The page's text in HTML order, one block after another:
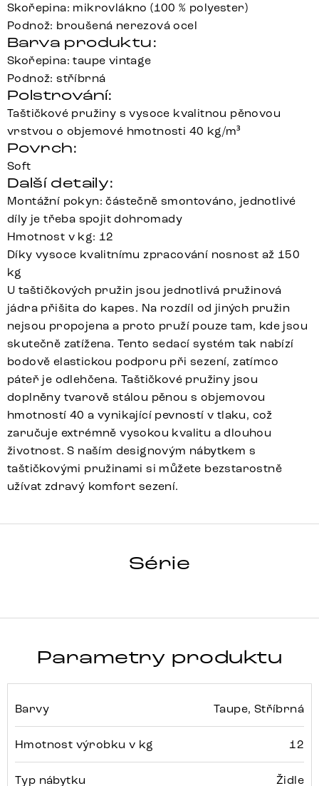
Skořepina: mikrovlákno (100 % polyester)
Podnož: broušená nerezová ocel
Barva produktu:
Skořepina: taupe vintage
Podnož: stříbrná
Polstrování:
Taštičkové pružiny s vysoce kvalitnou pěnovou
vrstvou o objemové hmotnosti 40 kg/m³
Povrch:
Soft
Další detaily:
Montážní pokyn: částečně smontováno, jednotlivé
díly je třeba spojit dohromady
Hmotnost v kg: 12
Díky vysoce kvalitnímu zpracování nosnost až 150
kg
U taštičkových pružin jsou jednotlivá pružinová
jádra přišita do kapes. Na rozdíl od jiných pružin
nejsou propojena a proto pruží pouze tam, kde jsou
skutečně zatížena. Tento sedací systém tak nabízí
bodově elastickou podporu při sezení, zatímco
páteř je odlehčena. Taštičkové pružiny jsou
doplněny tvarově stálou pěnou s objemovou
hmotností 40 a vynikající pevností v tlaku, což
zaručuje extrémně vysokou kvalitu a dlouhou
životnost. S naším designovým nábytkem s
taštičkovými pružinami si můžete bezstarostně
užívat zdravý komfort sezení.
Série
ZOA-FLEX
Parametry produktu
Barvy Taupe, Stříbrná
Hmotnost výrobku v kg 12
Typ nábytku Židle